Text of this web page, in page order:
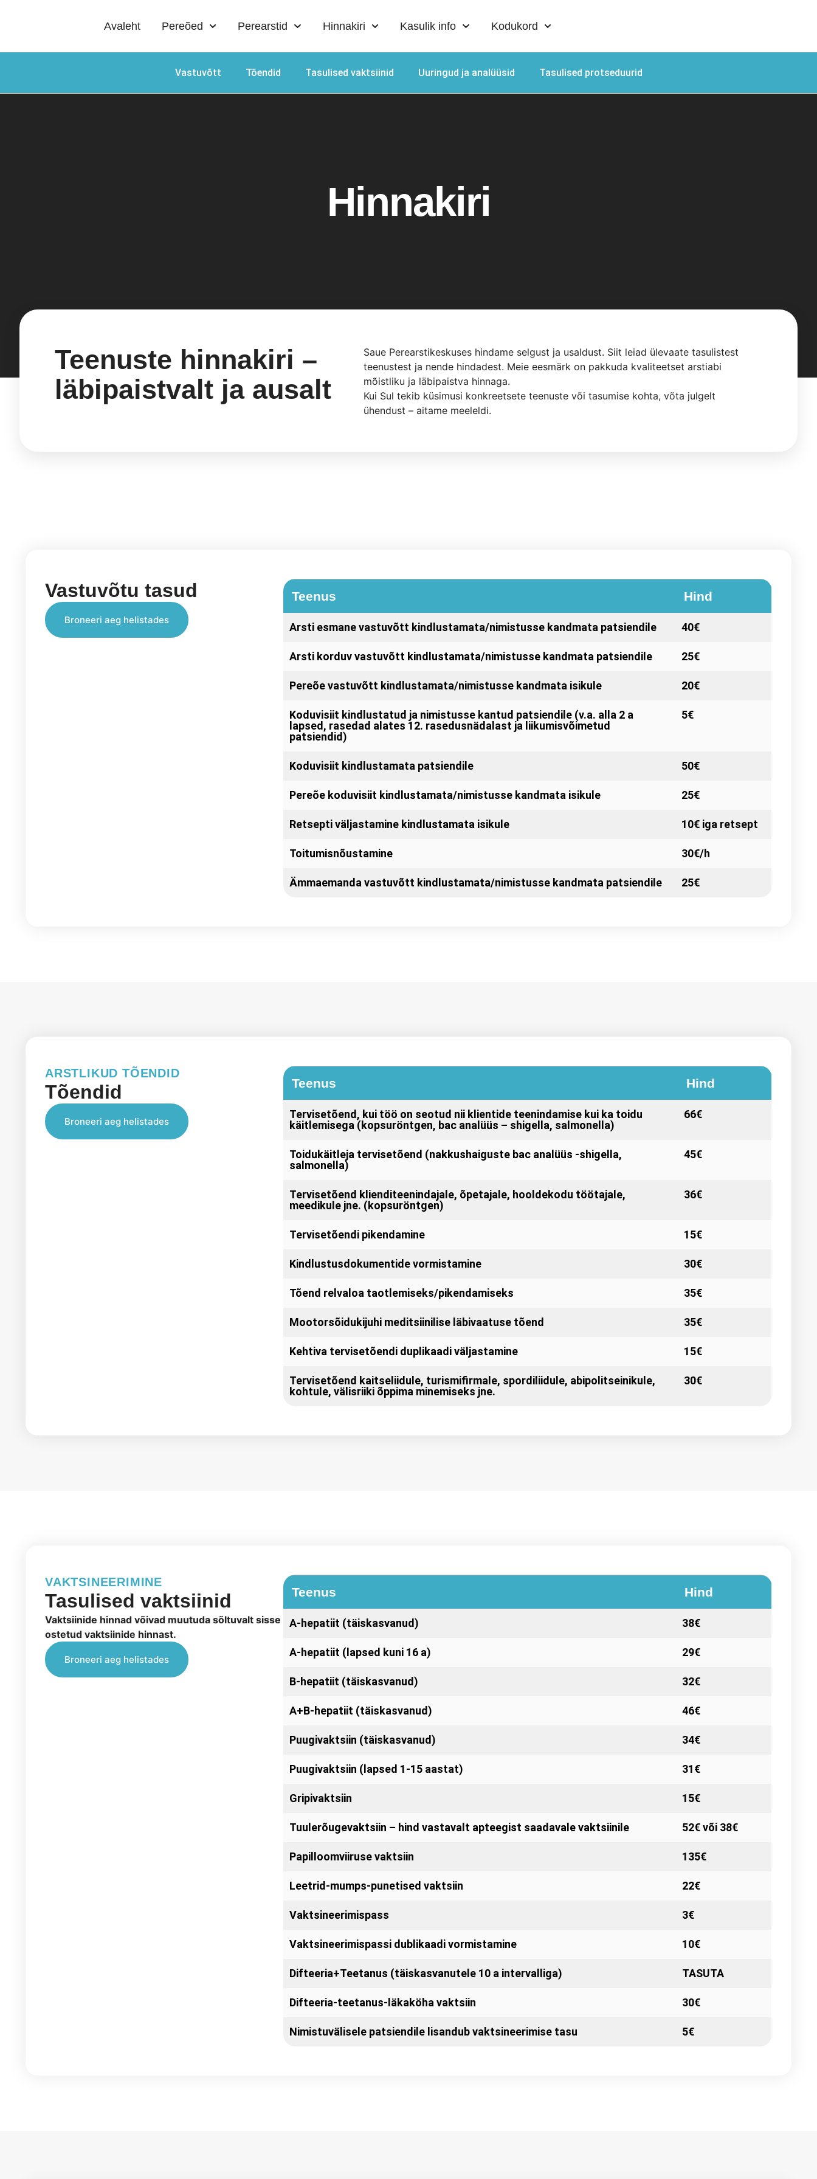
Avaleht Pereõed Perearstid Hinnakiri Kasulik info Kodukord
Vastuvõtt Tõendid Tasulised vaktsiinid Uuringud ja analüüsid Tasulised protseduurid
Hinnakiri
Teenuste hinnakiri –
läbipaistvalt ja ausalt
Saue Perearstikeskuses hindame selgust ja usaldust. Siit leiad ülevaate tasulistest
teenustest ja nende hindadest. Meie eesmärk on pakkuda kvaliteetset arstiabi
mõistliku ja läbipaistva hinnaga.
Kui Sul tekib küsimusi konkreetsete teenuste või tasumise kohta, võta julgelt
ühendust – aitame meeleldi.
Vastuvõtu tasud
Broneeri aeg helistades
Teenus Hind
Arsti esmane vastuvõtt kindlustamata/nimistusse kandmata patsiendile 40€
Arsti korduv vastuvõtt kindlustamata/nimistusse kandmata patsiendile 25€
Pereõe vastuvõtt kindlustamata/nimistusse kandmata isikule 20€
Koduvisiit kindlustatud ja nimistusse kantud patsiendile (v.a. alla 2 a
lapsed, rasedad alates 12. rasedusnädalast ja liikumisvõimetud
patsiendid)
5€
Koduvisiit kindlustamata patsiendile 50€
Pereõe koduvisiit kindlustamata/nimistusse kandmata isikule 25€
Retsepti väljastamine kindlustamata isikule 10€ iga retsept
Toitumisnõustamine 30€/h
Ämmaemanda vastuvõtt kindlustamata/nimistusse kandmata patsiendile 25€
ARSTLIKUD TÕENDID
Tõendid
Broneeri aeg helistades
Teenus Hind
Tervisetõend, kui töö on seotud nii klientide teenindamise kui ka toidu
käitlemisega (kopsuröntgen, bac analüüs – shigella, salmonella)
66€
Toidukäitleja tervisetõend (nakkushaiguste bac analüüs -shigella,
salmonella)
45€
Tervisetõend klienditeenindajale, õpetajale, hooldekodu töötajale,
meedikule jne. (kopsuröntgen)
36€
Tervisetõendi pikendamine 15€
Kindlustusdokumentide vormistamine 30€
Tõend relvaloa taotlemiseks/pikendamiseks 35€
Mootorsõidukijuhi meditsiinilise läbivaatuse tõend 35€
Kehtiva tervisetõendi duplikaadi väljastamine 15€
Tervisetõend kaitseliidule, turismifirmale, spordiliidule, abipolitseinikule,
kohtule, välisriiki õppima minemiseks jne.
30€
VAKTSINEERIMINE
Tasulised vaktsiinid
Vaktsiinide hinnad võivad muutuda sõltuvalt sisse
ostetud vaktsiinide hinnast.
Broneeri aeg helistades
Teenus Hind
A-hepatiit (täiskasvanud) 38€
A-hepatiit (lapsed kuni 16 a) 29€
B-hepatiit (täiskasvanud) 32€
A+B-hepatiit (täiskasvanud) 46€
Puugivaktsiin (täiskasvanud) 34€
Puugivaktsiin (lapsed 1-15 aastat) 31€
Gripivaktsiin 15€
Tuulerõugevaktsiin – hind vastavalt apteegist saadavale vaktsiinile 52€ või 38€
Papilloomviiruse vaktsiin 135€
Leetrid-mumps-punetised vaktsiin 22€
Vaktsineerimispass 3€
Vaktsineerimispassi dublikaadi vormistamine 10€
Difteeria+Teetanus (täiskasvanutele 10 a intervalliga) TASUTA
Difteeria-teetanus-läkaköha vaktsiin 30€
Nimistuvälisele patsiendile lisandub vaktsineerimise tasu 5€